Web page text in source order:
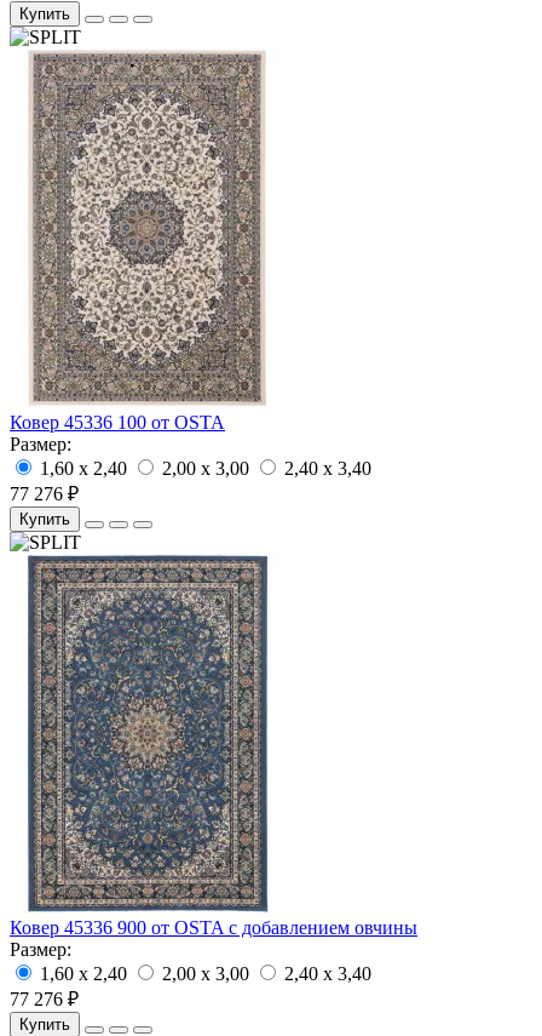
Купить
Ковер 45336 100 от OSTA
Размер:
1,60 x 2,40
2,00 x 3,00
2,40 x 3,40
77 276 ₽
Купить
Ковер 45336 900 от OSTA с добавлением овчины
Размер:
1,60 x 2,40
2,00 x 3,00
2,40 x 3,40
77 276 ₽
Купить